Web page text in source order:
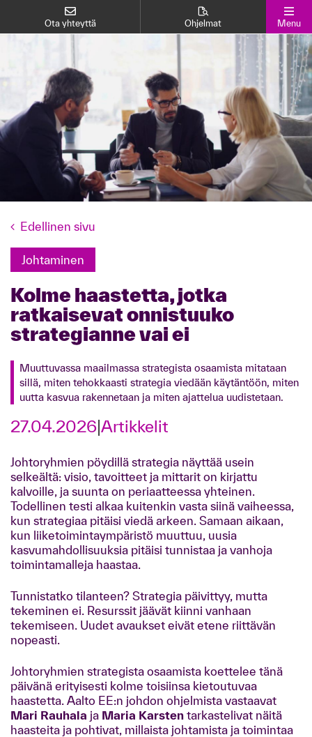
Ota yhteyttä Ohjelmat Menu
Edellinen sivu
Johtaminen
Kolme haastetta, jotka
ratkaisevat onnistuuko
strategianne vai ei
Muuttuvassa maailmassa strategista osaamista mitataan
sillä, miten tehokkaasti strategia viedään käytäntöön, miten
uutta kasvua rakennetaan ja miten ajattelua uudistetaan.
27.04.2026 Artikkelit
Johtoryhmien pöydillä strategia näyttää usein
selkeältä: visio, tavoitteet ja mittarit on kirjattu
kalvoille, ja suunta on periaatteessa yhteinen.
Todellinen testi alkaa kuitenkin vasta siinä vaiheessa,
kun strategiaa pitäisi viedä arkeen. Samaan aikaan,
kun liiketoimintaympäristö muuttuu, uusia
kasvumahdollisuuksia pitäisi tunnistaa ja vanhoja
toimintamalleja haastaa.
Tunnistatko tilanteen? Strategia päivittyy, mutta
tekeminen ei. Resurssit jäävät kiinni vanhaan
tekemiseen. Uudet avaukset eivät etene riittävän
nopeasti.
Johtoryhmien strategista osaamista koettelee tänä
päivänä erityisesti kolme toisiinsa kietoutuvaa
haastetta. Aalto EE:n johdon ohjelmista vastaavat
Mari Rauhala ja Maria Karsten tarkastelivat näitä
haasteita ja pohtivat, millaista johtamista ja toimintaa